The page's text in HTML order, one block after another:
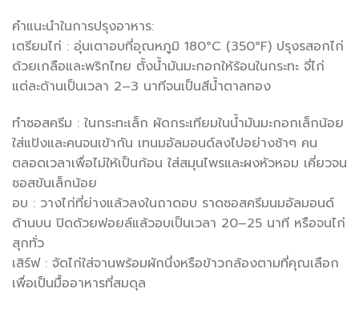
คำแนะนำในการปรุงอาหาร:
เตรียมไก่ : อุ่นเตาอบที่อุณหภูมิ 180°C (350°F) ปรุงรสอกไก่
ด้วยเกลือและพริกไทย ตั้งน้ำมันมะกอกให้ร้อนในกระทะ จี่ไก่
แต่ละด้านเป็นเวลา 2–3 นาทีจนเป็นสีน้ำตาลทอง
ทำซอสครีม : ในกระทะเล็ก ผัดกระเทียมในน้ำมันมะกอกเล็กน้อย
ใส่แป้งและคนจนเข้ากัน เทนมอัลมอนด์ลงไปอย่างช้าๆ คน
ตลอดเวลาเพื่อไม่ให้เป็นก้อน ใส่สมุนไพรและผงหัวหอม เคี่ยวจน
ซอสข้นเล็กน้อย
อบ : วางไก่ที่ย่างแล้วลงในถาดอบ ราดซอสครีมนมอัลมอนด์
ด้านบน ปิดด้วยฟอยล์แล้วอบเป็นเวลา 20–25 นาที หรือจนไก่
สุกทั่ว
เสิร์ฟ : จัดไก่ใส่จานพร้อมผักนึ่งหรือข้าวกล้องตามที่คุณเลือก
เพื่อเป็นมื้ออาหารที่สมดุล